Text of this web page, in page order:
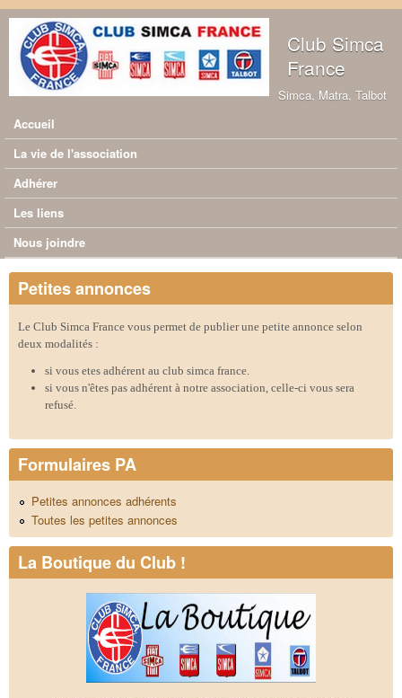
Aller au contenu principal
Club Simca
France
Simca, Matra, Talbot
Menu principal
Accueil
La vie de l'association
Adhérer
Les liens
Nous joindre
Petites annonces
Le Club Simca France vous permet de publier une petite annonce selon
deux modalités :
si vous etes adhérent au club simca france.
si vous n'êtes pas adhérent à notre association, celle-ci vous sera
refusé.
Formulaires PA
Petites annonces adhérents
Toutes les petites annonces
La Boutique du Club !